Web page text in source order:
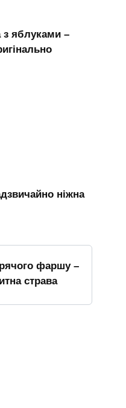
яблуками –
ніжна
фаршу –
страва